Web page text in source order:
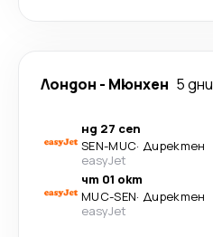
Лондон - Мюнхен 5 дни
нд 27 сеп
SEN-MUC· Директен
easyJet
чт 01 окт
MUC-SEN· Директен
easyJet